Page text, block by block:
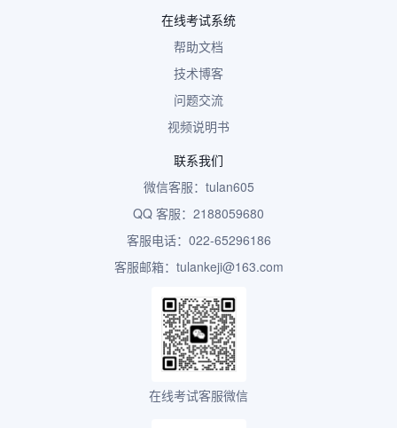
在线考试系统
帮助文档
技术博客
问题交流
视频说明书
联系我们
微信客服：tulan605
QQ 客服：2188059680
客服电话：022-65296186
客服邮箱：tulankeji@163.com
在线考试客服微信